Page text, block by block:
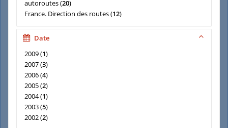
autoroutes(20)
France. Direction des routes(12)
Centre d'études des transports urbains (France)
(5)
France. Ministère de l'intérieur. Direction de la
réglementation et du contentieux
Centre d'études techniques de l'équipement de Lyon
Date
2009(1)
2007(3)
2006(4)
2005(2)
2004(1)
2003(5)
2002(2)